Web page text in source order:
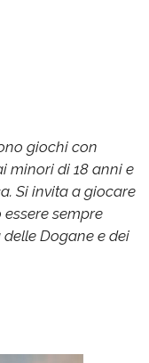
giochi con
minori di 18 anni e
Si invita a giocare
sempre
Dogane e dei